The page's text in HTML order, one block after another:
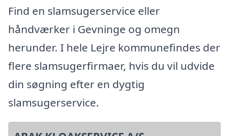
Find en slamsugerservice eller
håndværker i Gevninge og omegn
herunder. I hele Lejre kommunefindes der
flere slamsugerfirmaer, hvis du vil udvide
din søgning efter en dygtig
slamsugerservice.